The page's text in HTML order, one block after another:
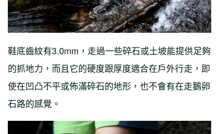
鞋底齒紋有3.0mm，走過一些碎石或土坡能提供足夠
的抓地力，而且它的硬度跟厚度適合在戶外行走，即
使在凹凸不平或佈滿碎石的地形，也不會有在走鵝卵
石路的感覺。